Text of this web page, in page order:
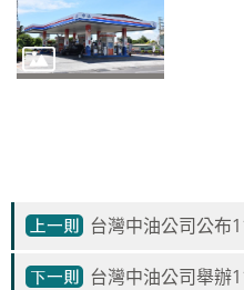
台灣中油公司公布
台灣中油公司舉辦